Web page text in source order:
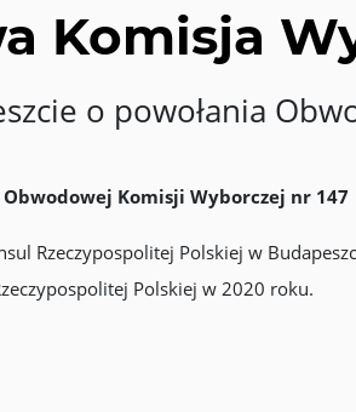
Komisja
o powołania
Obwodowej Komisji Wyborczej nr 147
Rzeczypospolitej Polskiej w
Polskiej w 2020 roku.